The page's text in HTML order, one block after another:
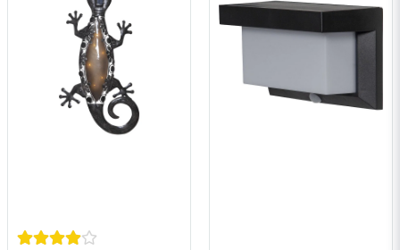
6 timmar innan det tar slut och måste laddas av
solcellen igen.